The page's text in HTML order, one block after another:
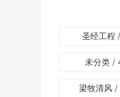
圣经工程
未分类 /
梁牧清风/